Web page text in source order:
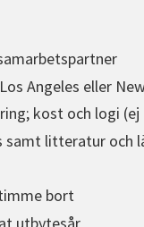
Angeles eller
kost och logi (ej
samt litteratur och
bort
utbytesår